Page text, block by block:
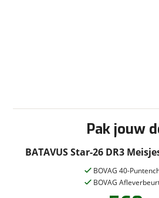
Pak jouw
BATAVUS Star-26 DR3
2026
BOVAG 40-
BOVAG